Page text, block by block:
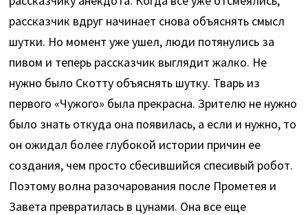
рассказчик вдруг начинает снова объяснять смысл
шутки. Но момент уже ушел, люди потянулись за
пивом и теперь рассказчик выглядит жалко. Не
нужно было Скотту объяснять шутку. Тварь из
первого «Чужого» была прекрасна. Зрителю не нужно
было знать откуда она появилась, а если и нужно, то
он ожидал более глубокой истории причин ее
создания, чем просто сбесившийся спесивый робот.
Поэтому волна разочарования после Прометея и
Завета превратилась в цунами. Она все еще